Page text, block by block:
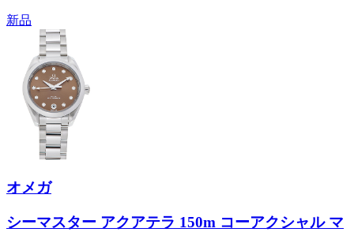
新品
オメガ
シーマスター アクアテラ 150m コーアクシャル マ